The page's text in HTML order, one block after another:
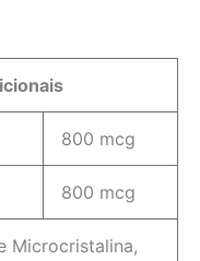
800 mcg
800 mcg
Microcristalina,